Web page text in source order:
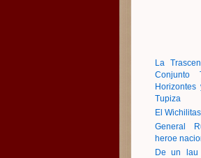
La
Conjunto
Tupiza
El Wichilitas
General
heroe
De un